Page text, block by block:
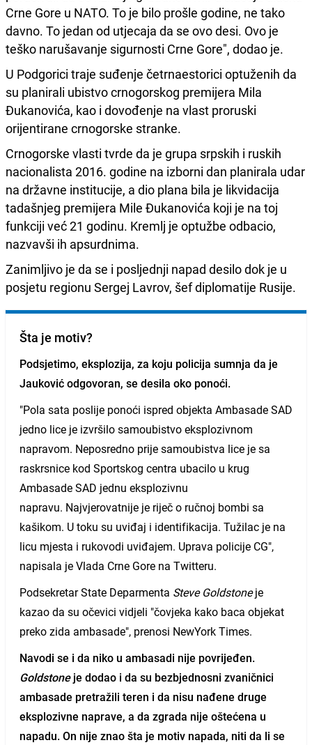
Crne Gore u NATO. To je bilo prošle godine, ne tako
davno. To jedan od utjecaja da se ovo desi. Ovo je
teško narušavanje sigurnosti Crne Gore", dodao je.
U Podgorici traje suđenje četrnaestorici optuženih da
su planirali ubistvo crnogorskog premijera Mila
Đukanovića, kao i dovođenje na vlast proruski
orijentirane crnogorske stranke.
Crnogorske vlasti tvrde da je grupa srpskih i ruskih
nacionalista 2016. godine na izborni dan planirala udar
na državne institucije, a dio plana bila je likvidacija
tadašnjeg premijera Mile Đukanovića koji je na toj
funkciji već 21 godinu. Kremlj je optužbe odbacio,
nazvavši ih apsurdnima.
Zanimljivo je da se i posljednji napad desilo dok je u
posjetu regionu Sergej Lavrov, šef diplomatije Rusije.
Šta je motiv?
Podsjetimo, eksplozija, za koju policija sumnja da je
Jauković odgovoran, se desila oko ponoći.
"Pola sata poslije ponoći ispred objekta Ambasade SAD
jedno lice je izvršilo samoubistvo eksplozivnom
napravom. Neposredno prije samoubistva lice je sa
raskrsnice kod Sportskog centra ubacilo u krug
Ambasade SAD jednu eksplozivnu
napravu. Najvjerovatnije je riječ o ručnoj bombi sa
kašikom. U toku su uviđaj i identifikacija. Tužilac je na
licu mjesta i rukovodi uviđajem. Uprava policije CG",
napisala je Vlada Crne Gore na Twitteru.
Podsekretar State Deparmenta Steve Goldstoneje
kazao da su očevici vidjeli "čovjeka kako baca objekat
preko zida ambasade", prenosi NewYork Times.
Navodi se i da niko u ambasadi nije povrijeđen.
Goldstoneje dodao i da su bezbjednosni zvaničnici
ambasade pretražili teren i da nisu nađene druge
eksplozivne naprave, a da zgrada nije oštećena u
napadu. On nije znao šta je motiv napada, niti da li se